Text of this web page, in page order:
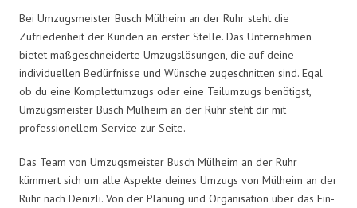
Bei Umzugsmeister Busch Mülheim an der Ruhr steht die
Zufriedenheit der Kunden an erster Stelle. Das Unternehmen
bietet maßgeschneiderte Umzugslösungen, die auf deine
individuellen Bedürfnisse und Wünsche zugeschnitten sind. Egal
ob du eine Komplettumzugs oder eine Teilumzugs benötigst,
Umzugsmeister Busch Mülheim an der Ruhr steht dir mit
professionellem Service zur Seite.
Das Team von Umzugsmeister Busch Mülheim an der Ruhr
kümmert sich um alle Aspekte deines Umzugs von Mülheim an der
Ruhr nach Denizli. Von der Planung und Organisation über das Ein-